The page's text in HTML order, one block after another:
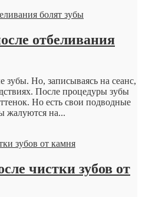
отбеливания
зубы. Но, записываясь на сеанс,
После процедуры зубы
Но есть свои подводные
жалуются на...
чистки зубов от